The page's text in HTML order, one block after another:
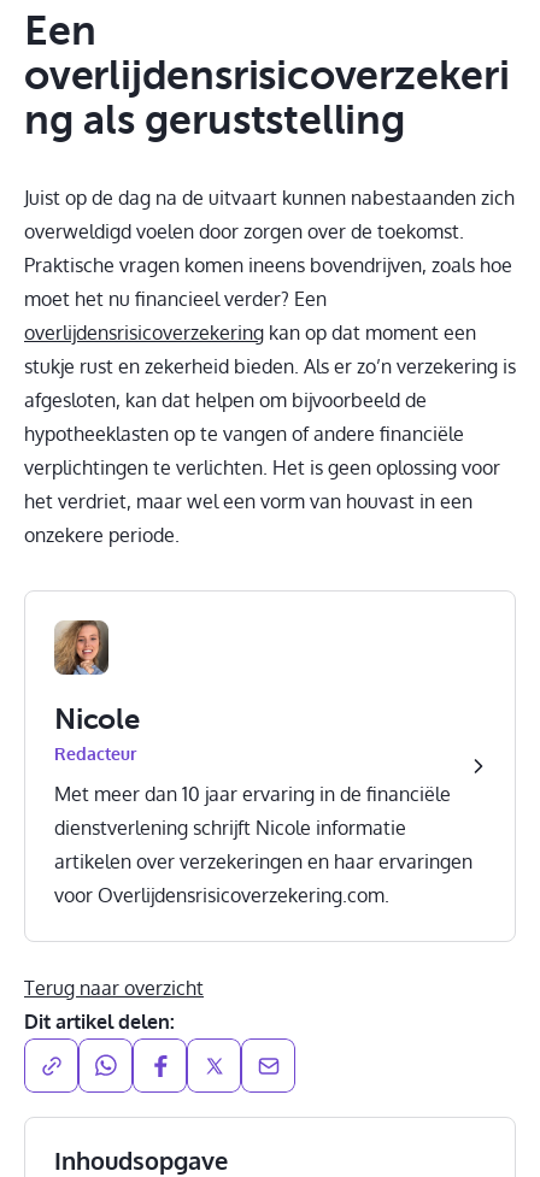
Een
overlijdensrisicoverzekeri
ng als geruststelling
Juist op de dag na de uitvaart kunnen nabestaanden zich
overweldigd voelen door zorgen over de toekomst.
Praktische vragen komen ineens bovendrijven, zoals hoe
moet het nu financieel verder? Een
overlijdensrisicoverzekering kan op dat moment een
stukje rust en zekerheid bieden. Als er zo’n verzekering is
afgesloten, kan dat helpen om bijvoorbeeld de
hypotheeklasten op te vangen of andere financiële
verplichtingen te verlichten. Het is geen oplossing voor
het verdriet, maar wel een vorm van houvast in een
onzekere periode.
Nicole
Redacteur
Met meer dan 10 jaar ervaring in de financiële
dienstverlening schrijft Nicole informatie
artikelen over verzekeringen en haar ervaringen
voor Overlijdensrisicoverzekering.com.
Terug naar overzicht
Dit artikel delen:
Inhoudsopgave